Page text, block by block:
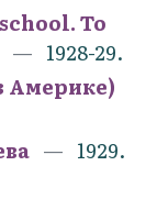
To
1928-29.
Америке)
1929.